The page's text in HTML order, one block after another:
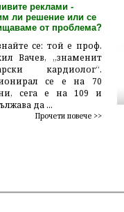
реклами -
ли решение или се
от проблема?
се: той е проф.
Вачев, „знаменит
кардиолог“.
се е на 70
сега е на 109 и
да ...
Прочети повече >>